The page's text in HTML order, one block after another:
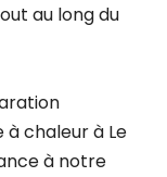
au long du
chaleur à Le
à notre